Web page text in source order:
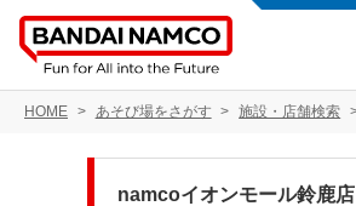
HOME あそび場をさがす 施設・店舗検索
namcoイオンモール鈴鹿店